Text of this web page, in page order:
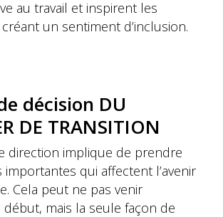
au travail et inspirent les
un sentiment d’inclusion.
décision DU
DE TRANSITION
direction implique de prendre
importantes qui affectent l’avenir
Cela peut ne pas venir
mais la seule façon de